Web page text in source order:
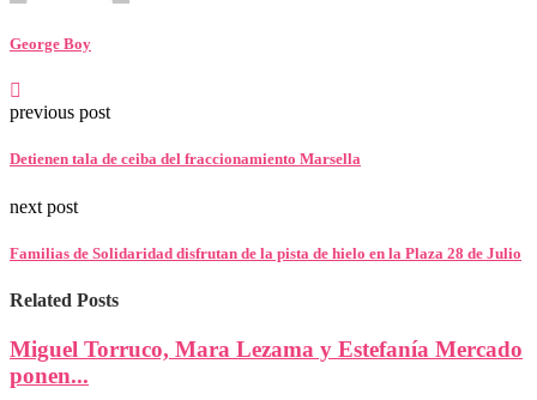
George Boy
previous post
Detienen tala de ceiba del fraccionamiento Marsella
next post
Familias de Solidaridad disfrutan de la pista de hielo en la Plaza 28 de Julio
Related Posts
Miguel Torruco, Mara Lezama y Estefanía Mercado
ponen...